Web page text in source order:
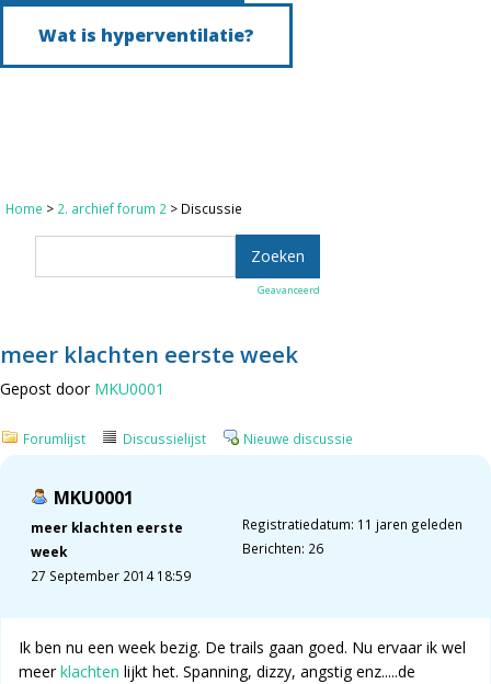
Wat is hyperventilatie?
Home > 2. archief forum 2 > Discussie
Geavanceerd
meer klachten eerste week
Gepost door MKU0001
Forumlijst Discussielijst Nieuwe discussie
MKU0001
meer klachten eerste
week
27 September 2014 18:59
Registratiedatum: 11 jaren geleden
Berichten: 26
Ik ben nu een week bezig. De trails gaan goed. Nu ervaar ik wel
meerklachten lijkt het. Spanning, dizzy, angstig enz.....de